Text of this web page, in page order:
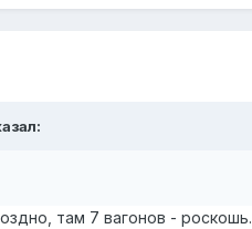
там 7 вагонов - роскошь.